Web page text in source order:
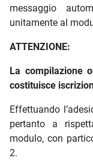
messaggio
unitamente al
ATTENZIONE:
La compilazione
costituisce
Effettuando
pertanto a
modulo, con
2.